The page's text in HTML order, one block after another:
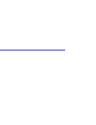
600 544 445